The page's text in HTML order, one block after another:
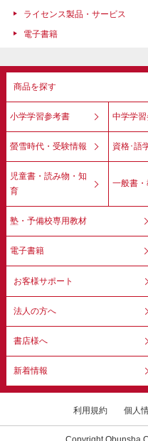
ライセンス製品・サービス
電子書籍
商品を探す
小学学習参考書 中学学
螢雪時代・受験情報 資格･語
児童書・読み物・知
育
一般書
塾・予備校専用教材
電子書籍
お客様サポート
法人の方へ
書店様へ
新着情報
利用規約 個人